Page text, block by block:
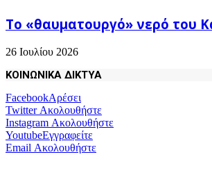
Το «θαυματουργό» νερό του
26 Ιουλίου 2026
ΚΟΙΝΩΝΙΚΑ ΔΙΚΤΥΑ
FacebookΑρέσει
TwitterΑκολουθήστε
Instagram Ακολουθήστε
YoutubeΕγγραφείτε
Email Ακολουθήστε